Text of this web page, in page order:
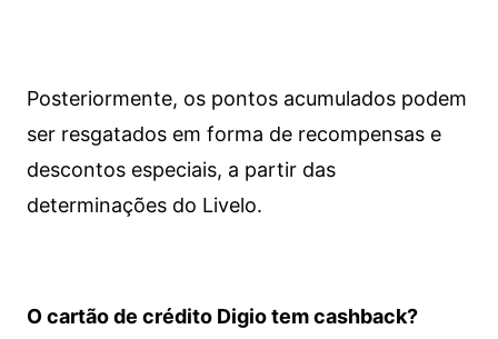
Posteriormente, os pontos acumulados podem
ser resgatados em forma de recompensas e
descontos especiais, a partir das
determinações do Livelo.
O cartão de crédito Digio tem cashback?